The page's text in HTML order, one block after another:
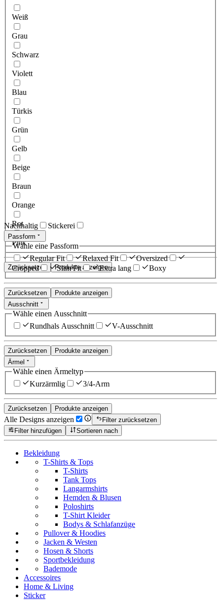
Weiß
Grau
Schwarz
Violett
Blau
Türkis
Grün
Gelb
Beige
Braun
Orange
Rot
Pink
Zurücksetzen Produkte anzeigen
Nachhaltig Stickerei
Passform
Wähle eine Passform
Regular Fit
Relaxed Fit
Oversized
Cropped
Slim Fit Extra lang Boxy
Zurücksetzen
Produkte anzeigen
Ausschnitt
Wähle einen Ausschnitt
Rundhals Ausschnitt
V-Ausschnitt
Zurücksetzen
Produkte anzeigen
Ärmel
Wähle einen Ärmeltyp
Kurzärmlig
3/4-Arm
Zurücksetzen Produkte anzeigen
Alle Designs anzeigen
Filter zurücksetzen
Filter hinzufügen
Sortieren nach
Bekleidung
T-Shirts & Tops
T-Shirts
Tank Tops
Langarmshirts
Hemden & Blusen
Poloshirts
T-Shirt Kleider
Bodys & Schlafanzüge
Pullover & Hoodies
Jacken & Westen
Hosen & Shorts
Sportbekleidung
Bademode
Accessoires
Home & Living
Sticker